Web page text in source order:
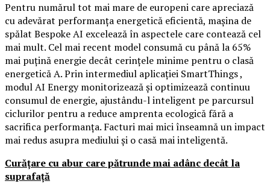
Pentru numărul tot mai mare de europeni care apreciază
cu adevărat performanța energetică eficientă, mașina de
spălat Bespoke AI excelează în aspectele care contează cel
mai mult. Cel mai recent model consumă cu până la 65%
mai puțină energie decât cerințele minime pentru o clasă
energetică A. Prin intermediul aplicației SmartThings ,
modul AI Energy monitorizează și optimizează continuu
consumul de energie, ajustându-l inteligent pe parcursul
ciclurilor pentru a reduce amprenta ecologică fără a
sacrifica performanța. Facturi mai mici înseamnă un impact
mai redus asupra mediului și o casă mai inteligentă.
Curățare cu abur care pătrunde mai adânc decât la
suprafață